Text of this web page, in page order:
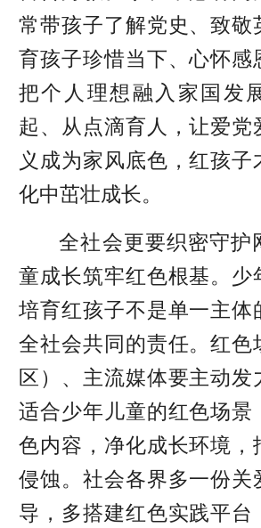
常带孩子了解党史、致敬
育孩子珍惜当下、心怀感
把个人理想融入家国发
起、从点滴育人，让爱党
义成为家风底色，红孩子
化中茁壮成长。
全社会更要织密守护
童成长筑牢红色根基。少
培育红孩子不是单一主体
全社会共同的责任。红色
区）、主流媒体要主动发
适合少年儿童的红色场景
色内容，净化成长环境，
侵蚀。社会各界多一份关
导，多搭建红色实践平台